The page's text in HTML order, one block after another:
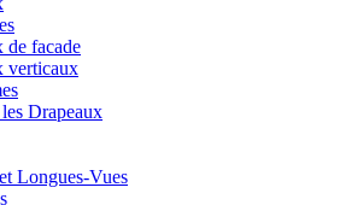
de facade
verticaux
Drapeaux
Longues-Vues